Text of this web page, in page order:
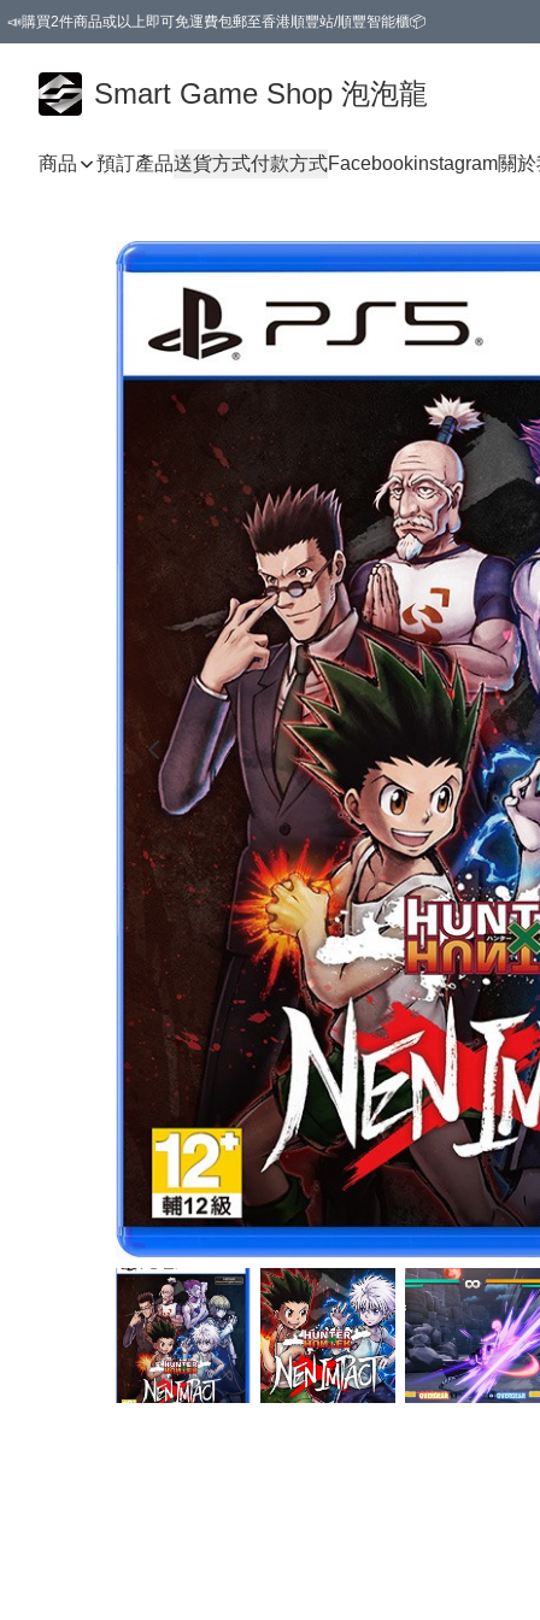
📣購買2件商品或以上即可免運費包郵至香港順豐站/順豐智能櫃📦
Smart Game Shop 泡泡龍
商品 預訂產品送貨方式付款方式Facebookinstagram關